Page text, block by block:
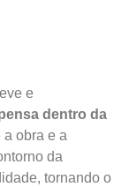
e
dentro da
a obra e a
da
tornando o